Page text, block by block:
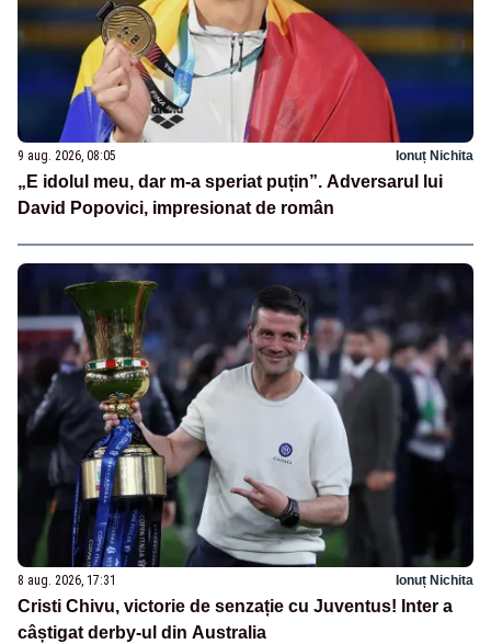
9 aug. 2026, 08:05 Ionuț Nichita
„E idolul meu, dar m-a speriat puțin”. Adversarul lui
David Popovici, impresionat de român
8 aug. 2026, 17:31 Ionuț Nichita
Cristi Chivu, victorie de senzație cu Juventus! Inter a
câștigat derby-ul din Australia